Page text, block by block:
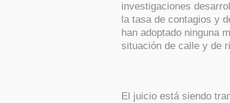
investigaciones
la tasa de contagios y
han adoptado ninguna
situación de calle y de
El juicio está siendo